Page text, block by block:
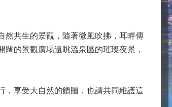
共生的景觀，隨著微風吹拂，耳畔傳
的景觀廣場遠眺溫泉區的璀璨夜景，
享受大自然的饋贈，也請共同維護這